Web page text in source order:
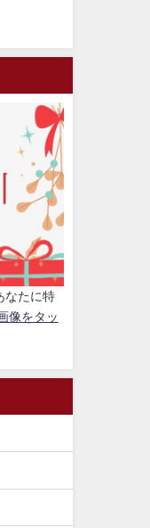
なたに特
像をタッ